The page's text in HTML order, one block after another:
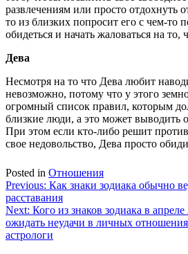
развлечениям или просто отдохнуть
то из близких попросит его с чем-то
обидеться и начать жаловаться на то,
Дева
Несмотря на то что Дева любит
невозможно, потому что у этого
огромный список правил, которым
близкие люди, а это может выводить
При этом если кто-либо решит
свое недовольство, Дева просто
Posted in Отношения
Навигация
по
записям
Previous: Как знаки зодиака обычно
расставания
Next: Кого из знаков зодиака в
ожидать неудачи в личных
астрологи